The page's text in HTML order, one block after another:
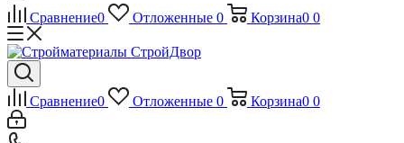
Сравнение0 Отложенные 0 Корзина0 0
Сравнение0 Отложенные 0 Корзина0 0